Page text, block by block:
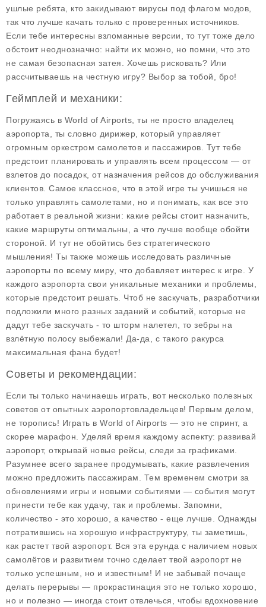
ушлые ребята, кто закидывают вирусы под флагом модов,
так что лучше качать только с проверенных источников.
Если тебе интересны взломанные версии, то тут тоже дело
обстоит неоднозначно: найти их можно, но помни, что это
не самая безопасная затея. Хочешь рисковать? Или
рассчитываешь на честную игру? Выбор за тобой, бро!
Геймплей и механики:
Погружаясь в World of Airports , ты не просто владелец
аэропорта, ты словно дирижер, который управляет
огромным оркестром самолетов и пассажиров. Тут тебе
предстоит планировать и управлять всем процессом — от
взлетов до посадок, от назначения рейсов до обслуживания
клиентов. Самое классное, что в этой игре ты учишься не
только управлять самолетами, но и понимать, как все это
работает в реальной жизни: какие рейсы стоит назначить,
какие маршруты оптимальны, а что лучше вообще обойти
стороной. И тут не обойтись без стратегического
мышления! Ты также можешь исследовать различные
аэропорты по всему миру, что добавляет интерес к игре. У
каждого аэропорта свои уникальные механики и проблемы,
которые предстоит решать. Чтоб не заскучать, разработчики
подложили много разных заданий и событий, которые не
дадут тебе заскучать - то шторм налетел, то зебры на
взлётную полосу выбежали! Да-да, с такого ракурса
максимальная фана будет!
Советы и рекомендации:
Если ты только начинаешь играть, вот несколько полезных
советов от опытных аэропортовладельцев! Первым делом,
не торопись! Играть в World of Airports — это не спринт, а
скорее марафон. Уделяй время каждому аспекту: развивай
аэропорт, открывай новые рейсы, следи за графиками.
Разумнее всего заранее продумывать, какие развлечения
можно предложить пассажирам. Тем временем смотри за
обновлениями игры и новыми событиями — события могут
принести тебе как удачу, так и проблемы. Запомни,
количество - это хорошо, а качество - еще лучше. Однажды
потратившись на хорошую инфраструктуру, ты заметишь,
как растет твой аэропорт. Вся эта ерунда с наличием новых
самолётов и развитием точно сделает твой аэропорт не
только успешным, но и известным! И не забывай почаще
делать перерывы — прокрастинация это не только хорошо,
но и полезно — иногда стоит отвлечься, чтобы вдохновение